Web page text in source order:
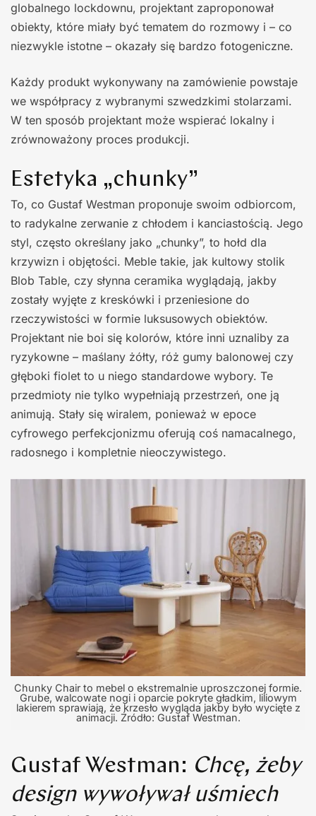
globalnego lockdownu, projektant zaproponował
obiekty, które miały być tematem do rozmowy i – co
niezwykle istotne – okazały się bardzo fotogeniczne.
Każdy produkt wykonywany na zamówienie powstaje
we współpracy z wybranymi szwedzkimi stolarzami.
W ten sposób projektant może wspierać lokalny i
zrównoważony proces produkcji.
Estetyka „chunky”
To, co Gustaf Westman proponuje swoim odbiorcom,
to radykalne zerwanie z chłodem i kanciastością. Jego
styl, często określany jako „chunky”, to hołd dla
krzywizn i objętości. Meble takie, jak kultowy stolik
Blob Table, czy słynna ceramika wyglądają, jakby
zostały wyjęte z kreskówki i przeniesione do
rzeczywistości w formie luksusowych obiektów.
Projektant nie boi się kolorów, które inni uznaliby za
ryzykowne – maślany żółty, róż gumy balonowej czy
głęboki fiolet to u niego standardowe wybory. Te
przedmioty nie tylko wypełniają przestrzeń, one ją
animują. Stały się wiralem, ponieważ w epoce
cyfrowego perfekcjonizmu oferują coś namacalnego,
radosnego i kompletnie nieoczywistego.
Chunky Chair to mebel o ekstremalnie uproszczonej formie.
Grube, walcowate nogi i oparcie pokryte gładkim, liliowym
lakierem sprawiają, że krzesło wygląda jakby było wycięte z
animacji. Źródło: Gustaf Westman.
Gustaf Westman: Chcę, żeby
design wywoływał uśmiech